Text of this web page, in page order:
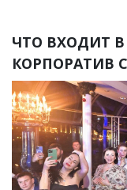
ЧТО ВХОДИТ
КОРПОРАТИВ